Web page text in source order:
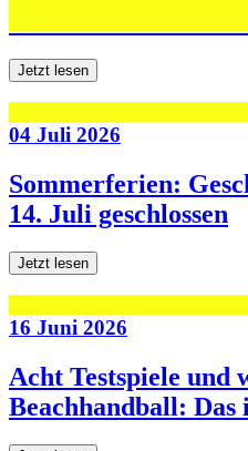
Jetzt lesen
04 Juli 2026
Sommerferien:
14. Juli geschlossen
Jetzt lesen
16 Juni 2026
Acht Testspiele und
Beachhandball: